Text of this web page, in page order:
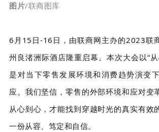
图片/联商图库
6月15日-16日，由联商网主办的2023联
州良渚洲际酒店隆重启幕。本次大会以“从
是对当下零售发展环境和消费趋势演变
应。我们坚信，零售的外部环境和应对变
从心到心，才能找到穿越时光的真实有效
一份从容、笃定和自信。